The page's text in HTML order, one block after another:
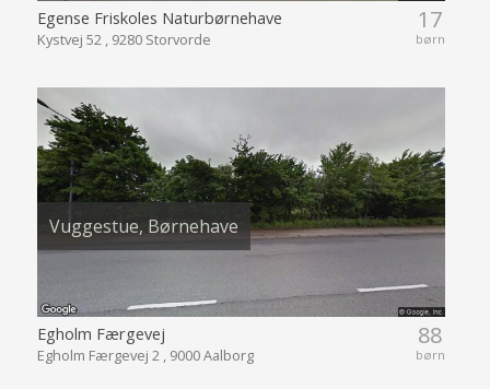
17
børn
Egense Friskoles Naturbørnehave
Kystvej 52 , 9280 Storvorde
Vuggestue, Børnehave
88
børn
Egholm Færgevej
Egholm Færgevej 2 , 9000 Aalborg